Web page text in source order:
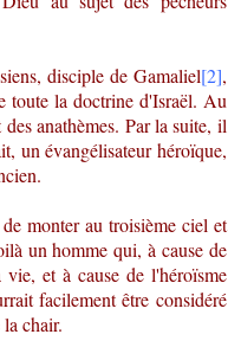
disciple de Gamaliel[2],
toute la doctrine d'Israël. Au
anathèmes. Par la suite, il
un évangélisateur héroïque,
monter au troisième ciel et
un homme qui, à cause de
et à cause de l'héroïsme
facilement être considéré
chair.